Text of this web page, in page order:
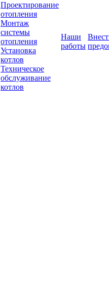
Проектирование
отопления
Монтаж
системы
отопления
Установка
котлов
Техническое
обслуживание
котлов
Наши
работы